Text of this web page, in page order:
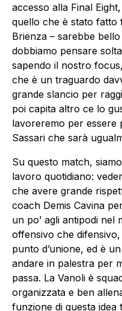
accesso alla Final
quello che è stato fatto
Brienza – sarebbe
dobbiamo pensare
sapendo il nostro
che è un traguardo
grande slancio per
poi capita altro ce lo
lavoreremo per essere
Sassari che sarà
Su questo match,
lavoro quotidiano:
che avere grande
coach Demis Cavina
un po’ agli antipodi nel
offensivo che
punto d’unione, ed è
andare in palestra per
passa. La Vanoli è
organizzata e ben
funzione di questa idea